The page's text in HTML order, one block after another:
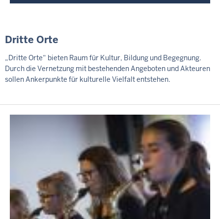
Dritte Orte
„Dritte Orte“ bieten Raum für Kultur, Bildung und Begegnung.
Durch die Vernetzung mit bestehenden Angeboten und Akteuren
sollen Ankerpunkte für kulturelle Vielfalt entstehen.